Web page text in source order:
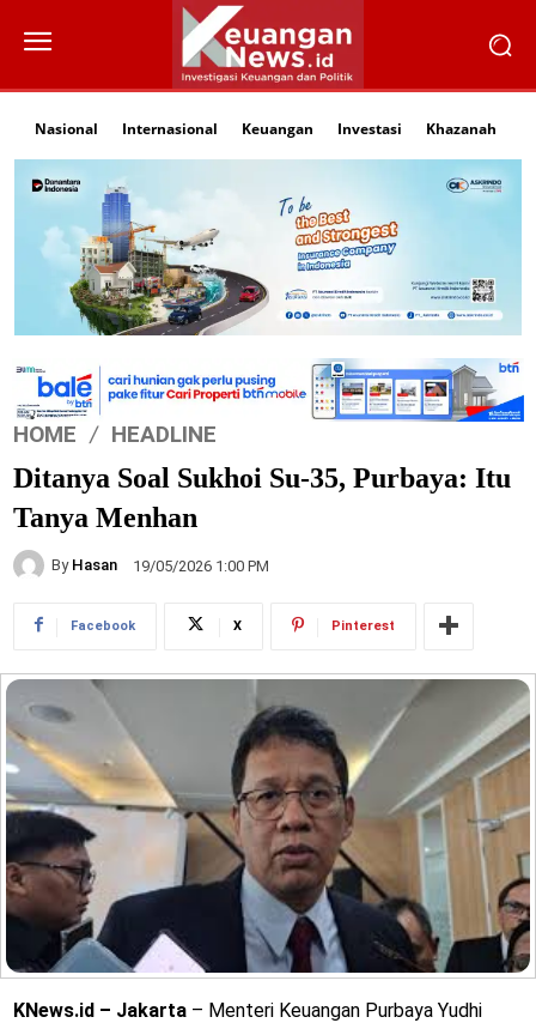
Nasional Internasional Keuangan Investasi Khazanah
HOME HEADLINE
Ditanya Soal Sukhoi Su-35, Purbaya: Itu
Tanya Menhan
By Hasan 19/05/2026 1:00 PM
Facebook X Pinterest
KNews.id – Jakarta – Menteri Keuangan Purbaya Yudhi